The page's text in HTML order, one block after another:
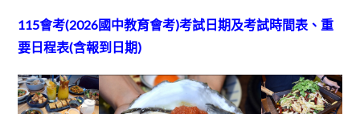
115會考(2026國中教育會考)考試日期及考試時間表、重
要日程表(含報到日期)